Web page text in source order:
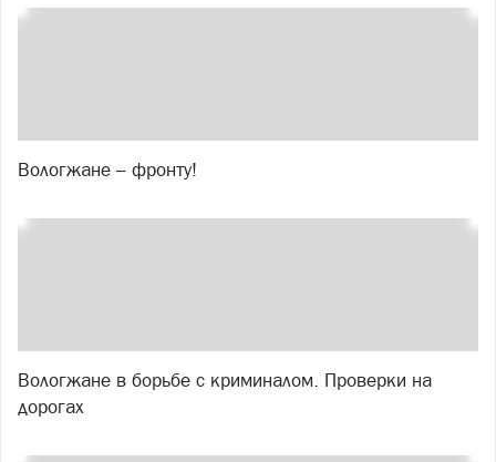
Вологжане – фронту!
Вологжане в борьбе с криминалом. Проверки на
дорогах